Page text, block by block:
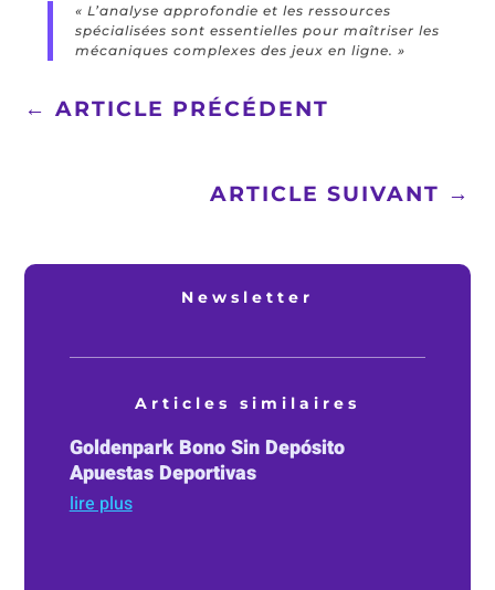
« L’analyse approfondie et les ressources
spécialisées sont essentielles pour maîtriser les
mécaniques complexes des jeux en ligne. »
←ARTICLE PRÉCÉDENT
ARTICLE SUIVANT →
Newsletter
Articles similaires
Goldenpark Bono Sin Depósito
Apuestas Deportivas
lire plus